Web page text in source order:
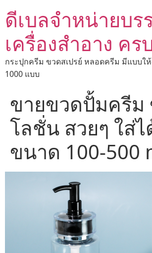
ดีเบลจำหน่ายบ
เครื่องสำอาง คร
กระปุกครีม ขวดสเปรย์ หลอดครีม มีแบบใ
1000 แบบ
ขายขวดปั้มครีม
โลชั่น สวยๆ ใส่
ขนาด 100-500